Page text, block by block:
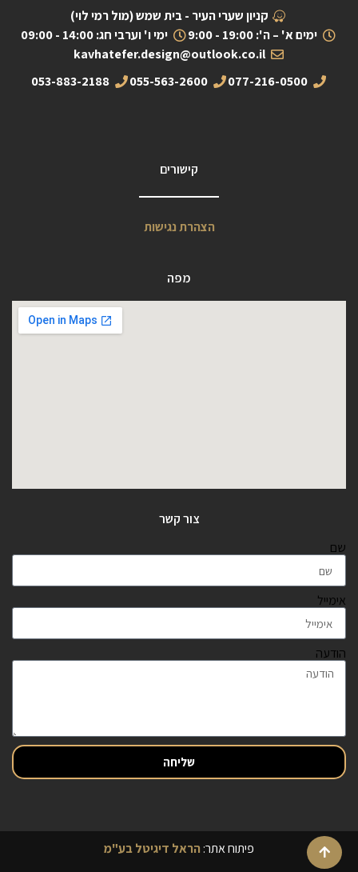
קניון שערי העיר - בית שמש (מול רמי לוי)
ימים א' – ה': 19:00 - 9:00
ימי ו' וערבי חג: 14:00 - 09:00
kavhatefer.design@outlook.co.il
077-216-0500
055-563-2600
053-883-2188
קישורים
הצהרת נגישות
מפה
צור קשר
שם
אימייל
הודעה
שליחה
פיתוח אתר:הראל דיגיטל בע"מ